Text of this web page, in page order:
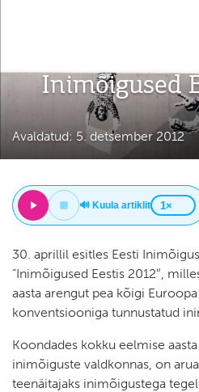
Inimõigused
Avaldatud: 5. detsember 2012
🔊 Kuula artiklit
30. aprillil esitles Eesti
“Inimõigused Eestis 2012″,
aasta arengut pea kõigi
konventsiooniga tunnustatud
Koondades kokku eelmise
inimõiguste valdkonnas, on
teenäitajaks inimõigustega